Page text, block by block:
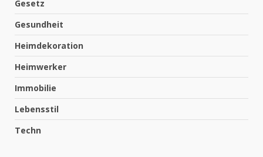
Gesetz
Gesundheit
Heimdekoration
Heimwerker
Immobilie
Lebensstil
Techn